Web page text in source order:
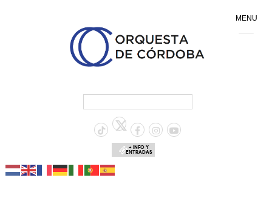
+ INFO Y
ENTRADAS
MENU